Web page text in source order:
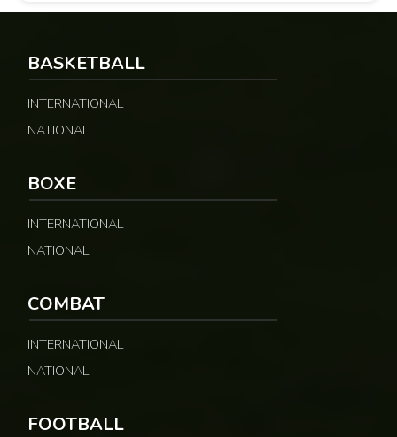
BASKETBALL
INTERNATIONAL
NATIONAL
BOXE
INTERNATIONAL
NATIONAL
COMBAT
INTERNATIONAL
NATIONAL
FOOTBALL